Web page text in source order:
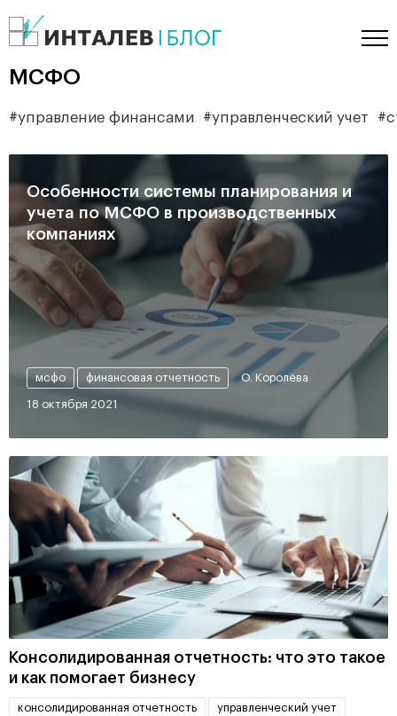
МСФО
управление финансами управленческий учет
Особенности системы планирования и
учета по МСФО в производственных
компаниях
мсфо финансовая отчетность О. Королёва
18 октября 2021
Консолидированная отчетность: что это такое
и как помогает бизнесу
консолидированная отчетность
управленческий учет